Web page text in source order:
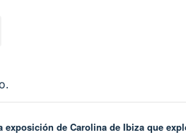
exposición de Carolina de Ibiza que